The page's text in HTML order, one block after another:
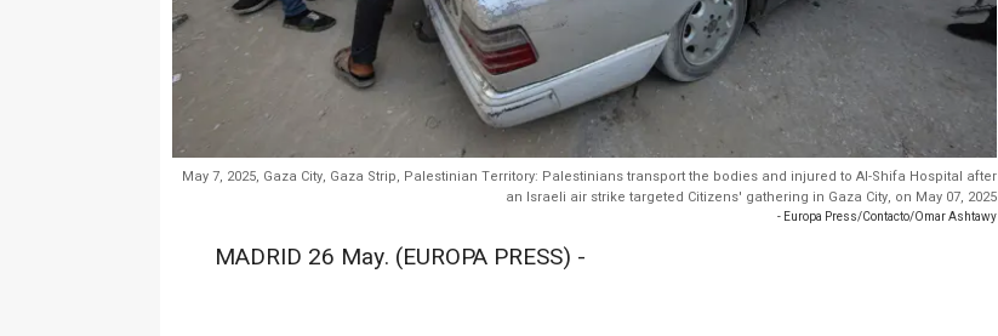
May 7, 2025, Gaza City, Gaza Strip, Palestinian Territory: Palestinians transport the bodies and injured to Al-Shifa Hospital after
an Israeli air strike targeted Citizens' gathering in Gaza City, on May 07, 2025
- Europa Press/Contacto/Omar Ashtawy
MADRID 26 May. (EUROPA PRESS) -